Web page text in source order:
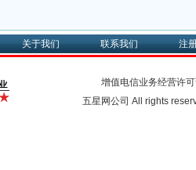
关于我们 联系我们 注
增值电信业务经营许
五星网公司 All rights